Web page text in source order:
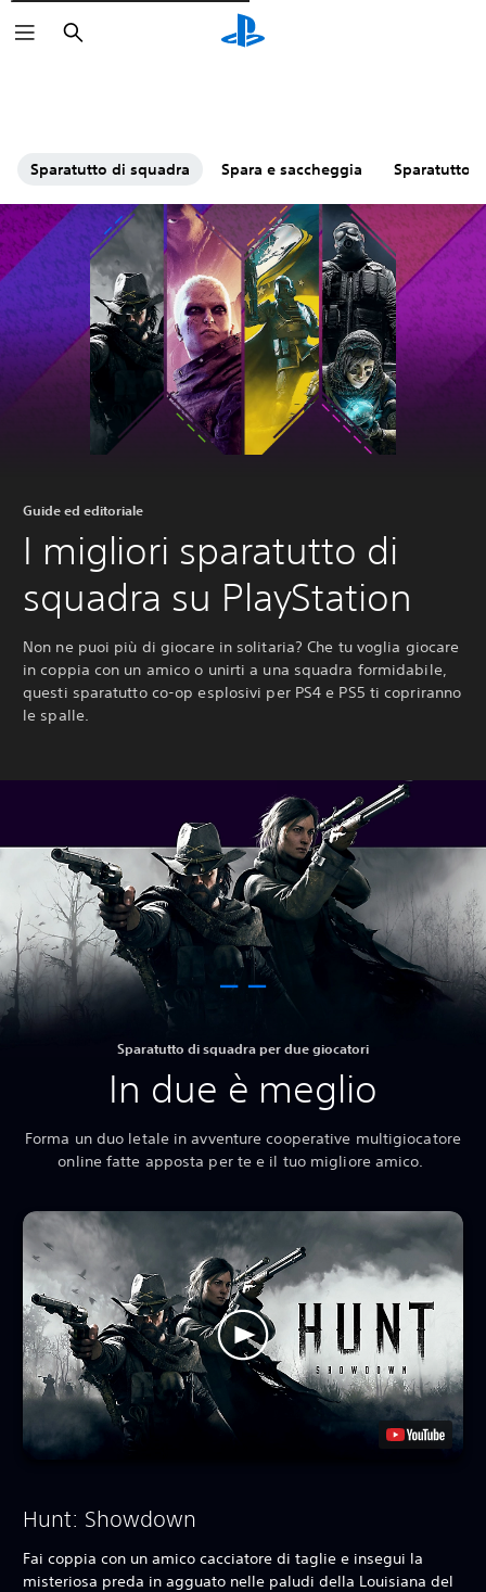
Cerca
Sparatutto di squadra Spara e saccheggia Sparatutto
Guide ed editoriale
I migliori sparatutto di
squadra su PlayStation
Non ne puoi più di giocare in solitaria? Che tu voglia giocare
in coppia con un amico o unirti a una squadra formidabile,
questi sparatutto co-op esplosivi per PS4 e PS5 ti copriranno
le spalle.‎ ‎ ‎
Sparatutto di squadra per due giocatori
In due è meglio
Forma un duo letale in avventure cooperative multigiocatore
online fatte apposta per te e il tuo migliore amico.
Hunt: Showdown
Fai coppia con un amico cacciatore di taglie e insegui la
misteriosa preda in agguato nelle paludi della Louisiana del